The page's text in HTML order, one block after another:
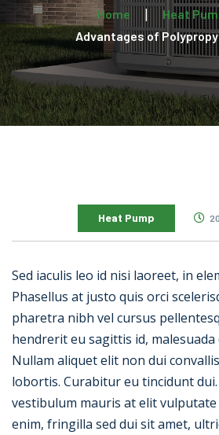
Home
Heat
Advantages of
Heat Pump
Sed iaculis leo id nisi laoreet, in
Phasellus at justo quis orci
pharetra nibh vel cursus
hendrerit eu sagittis id, malesuada
Nullam aliquet elit non dui
lobortis. Curabitur eu tincidunt dui.
vestibulum mauris at elit vulputate
enim, fringilla sed dui sit amet,